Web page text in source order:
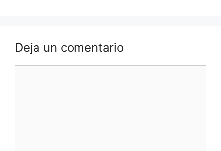
Deja un comentario